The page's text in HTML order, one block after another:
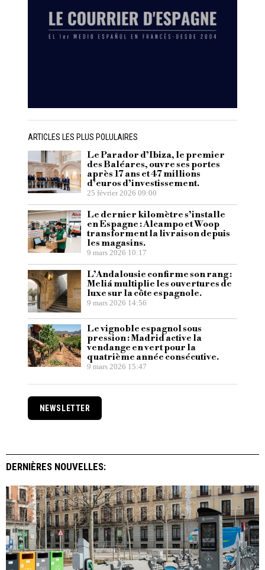
ARTICLES LES PLUS POLULAIRES
Le Parador d’Ibiza, le premier
des Baléares, ouvre ses portes
après 17 ans et 47 millions
d’euros d’investissement.
25 février 2026 09:00
Le dernier kilomètre s’installe
en Espagne : Alcampo et Woop
transforment la livraison depuis
les magasins.
9 mars 2026 10:17
L’Andalousie confirme son rang :
Meliá multiplie les ouvertures de
luxe sur la côte espagnole.
9 mars 2026 14:56
Le vignoble espagnol sous
pression : Madrid active la
vendange en vert pour la
quatrième année consécutive.
9 mars 2026 15:47
NEWSLETTER
DERNIÈRES NOUVELLES: